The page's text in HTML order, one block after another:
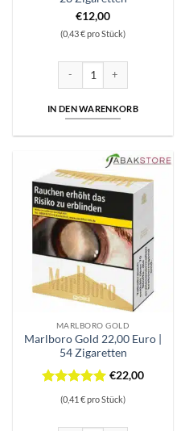
€12,00
(0,43 € pro Stück)
IN DEN WARENKORB
MARLBORO GOLD
Marlboro Gold 22,00 Euro |
54 Zigaretten
Bewertet
mit 5
von
€22,00
(0,41 € pro Stück)